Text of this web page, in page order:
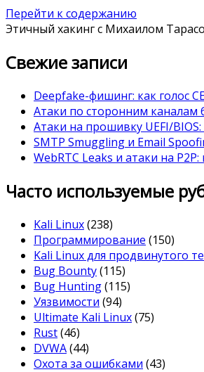
Перейти к содержанию
Этичный хакинг с Михаилом
Свежие записи
Deepfake-фишинг: как голос
Атаки по сторонним каналам
Атаки на прошивку UEFI/
SMTP Smuggling и Email
WebRTC Leaks и атаки на
Часто используемые
Kali Linux(238)
Программирование (150)
Kali Linux для продвинутого
Bug Bounty(115)
Bug Hunting(115)
Уязвимости (94)
Ultimate Kali Linux(75)
Rust(46)
DVWA(44)
Охота за ошибками (43)